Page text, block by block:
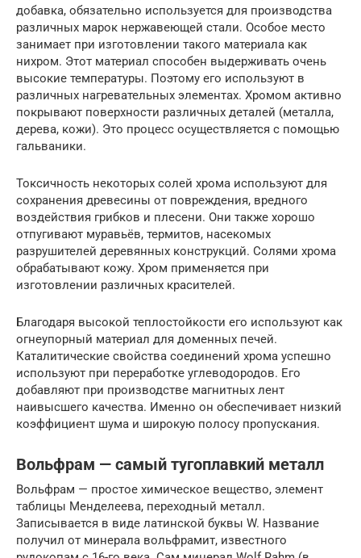
добавка, обязательно используется для производства
различных марок нержавеющей стали. Особое место
занимает при изготовлении такого материала как
нихром. Этот материал способен выдерживать очень
высокие температуры. Поэтому его используют в
различных нагревательных элементах. Хромом активно
покрывают поверхности различных деталей (металла,
дерева, кожи). Это процесс осуществляется с помощью
гальваники.
Токсичность некоторых солей хрома используют для
сохранения древесины от повреждения, вредного
воздействия грибков и плесени. Они также хорошо
отпугивают муравьёв, термитов, насекомых
разрушителей деревянных конструкций. Солями хрома
обрабатывают кожу. Хром применяется при
изготовлении различных красителей.
Благодаря высокой теплостойкости его используют как
огнеупорный материал для доменных печей.
Каталитические свойства соединений хрома успешно
используют при переработке углеводородов. Его
добавляют при производстве магнитных лент
наивысшего качества. Именно он обеспечивает низкий
коэффициент шума и широкую полосу пропускания.
Вольфрам — самый тугоплавкий металл
Вольфрам — простое химическое вещество, элемент
таблицы Менделеева, переходный металл.
Записывается в виде латинской буквы W. Название
получил от минерала вольфрамит, известного